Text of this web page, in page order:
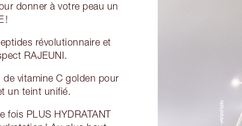
donner à votre peau un
!
révolutionnaire et
RAJEUNI.
de vitamine C golden pour
un teint unifié.
fois PLUS HYDRATANT